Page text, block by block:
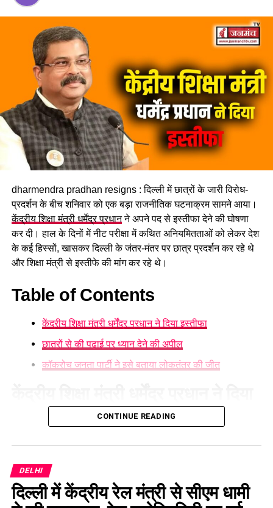
dharmendra pradhan resigns : दिल्ली में छात्रों के जारी विरोध-
प्रदर्शन के बीच शनिवार को एक बड़ा राजनीतिक घटनाक्रम सामने आया।
केंद्रीय शिक्षा मंत्री धर्मेंद्र प्रधानने अपने पद से इस्तीफा देने की घोषणा
कर दी। हाल के दिनों में नीट परीक्षा में कथित अनियमितताओं को लेकर देश
के कई हिस्सों, खासकर दिल्ली के जंतर-मंतर पर छात्र प्रदर्शन कर रहे थे
और शिक्षा मंत्री से इस्तीफे की मांग कर रहे थे।
Table of Contents
केंद्रीय शिक्षा मंत्री धर्मेंद्र प्रधान ने दिया इस्तीफा
छात्रों से की पढ़ाई पर ध्यान देने की अपील
कॉकरोच जनता पार्टी ने इसे बताया लोकतंत्र की जीत
धर्मेंद्र प्रधान ने युवाओं के नाम जारी एक पत्र में कहा कि उन्होंने
फैसला देश में शांति और एकता बनाए रखने के उद्देश्य से लिया गया है, ताकि
आंदोलन की स्थिति का कोई भी देश-विरोधी तत्व फायदा न उठा सके और
छात्र किसी कानूनी विवाद में फंसने के बजाय अपनी पढ़ाई और भविष्य पर
CONTINUE READING
DELHI
दिल्ली में केंद्रीय रेल मंत्री से सीएम धामी